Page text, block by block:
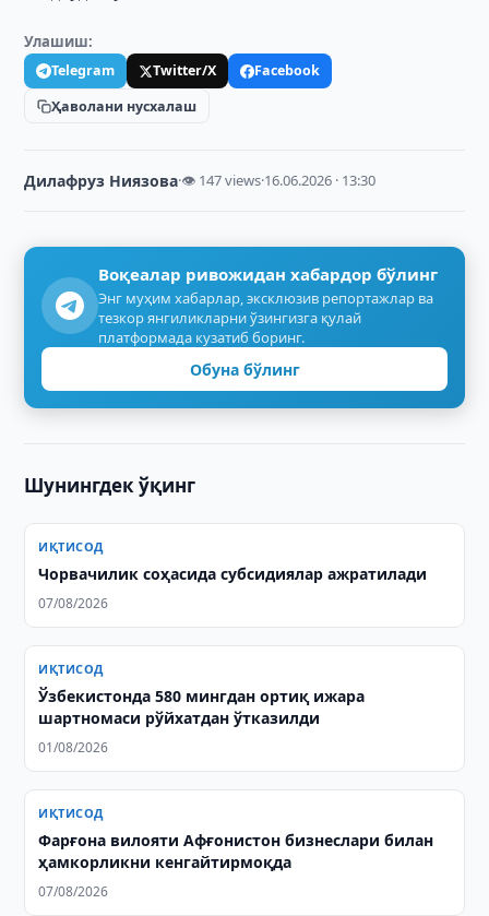
Улашиш:
Telegram Twitter/X
Facebook
Ҳаволани нусхалаш
Дилафруз Ниязова·👁 147 views·16.06.2026 · 13:30
Воқеалар ривожидан хабардор бўлинг
Энг муҳим хабарлар, эксклюзив репортажлар ва
тезкор янгиликларни ўзингизга қулай
платформада кузатиб боринг.
Обуна бўлинг
Шунингдек ўқинг
ИҚТИСОД
Чорвачилик соҳасида субсидиялар ажратилади
07/08/2026
ИҚТИСОД
Ўзбекистонда 580 мингдан ортиқ ижара
шартномаси рўйхатдан ўтказилди
01/08/2026
ИҚТИСОД
Фарғона вилояти Афғонистон бизнеслари билан
ҳамкорликни кенгайтирмоқда
07/08/2026